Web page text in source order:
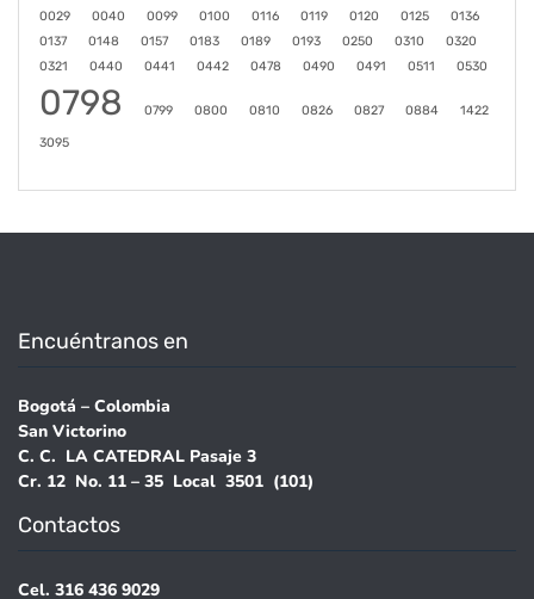
0029
0040 0099 0100 0116 0119 0120 0125
0136
0137
0148 0157 0183 0189 0193 0250 0310
0320
0321
0440 0441 0442 0478 0490 0491 0511 0530
0798 0799 0800 0810 0826 0827 0884 1422
3095
Encuéntranos en
Bogotá – Colombia
San Victorino
C. C. LA CATEDRAL Pasaje 3
Cr. 12 No. 11 – 35 Local 3501 (101)
Contactos
Cel. 316 436 9029